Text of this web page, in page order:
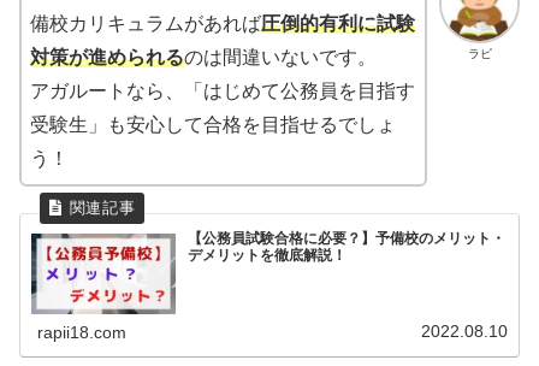
ラピ
備校カリキュラムがあれば圧倒的有利に試験
対策が進められるのは間違いないです。
アガルートなら、「はじめて公務員を目指す
受験生」も安心して合格を目指せるでしょ
う！
【公務員試験合格に必要？】予備校のメリット・
デメリットを徹底解説！
rapii18.com 2022.08.10